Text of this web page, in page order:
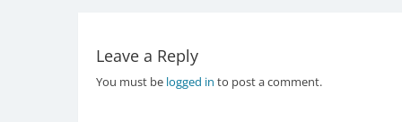
Leave a Reply
You must be logged in to post a comment.